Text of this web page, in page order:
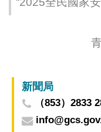
新聞局
（853）2833